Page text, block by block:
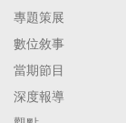
專題策展
數位敘事
當期節目
深度報導